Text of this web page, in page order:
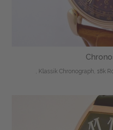
, Klassik Chronograph, 18k